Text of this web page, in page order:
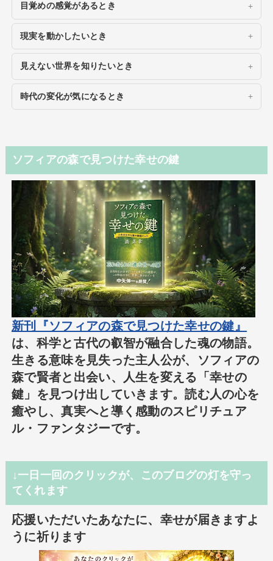
目覚めの感覚があるとき
現実を動かしたいとき
見えない世界を知りたいとき
時代の変化が気になるとき
ソフィアの森で見つけた幸せの鍵
新刊『ソフィアの森で見つけた幸せの鍵』
は、科学と古代の叡智が融合した魂の物語。
生きる意味を見失った主人公が、ソフィアの
森で賢者と出会い、人生を変える「幸せの
鍵」を見つけ出していきます。読む人の心を
癒やし、真実へと導く感動のスピリチュア
ル・ファンタジーです。
↓一日一回のクリックが、このブログの灯を守っ
てくれます
応援いただいたあなたに、幸せが届きますよ
うに祈ります